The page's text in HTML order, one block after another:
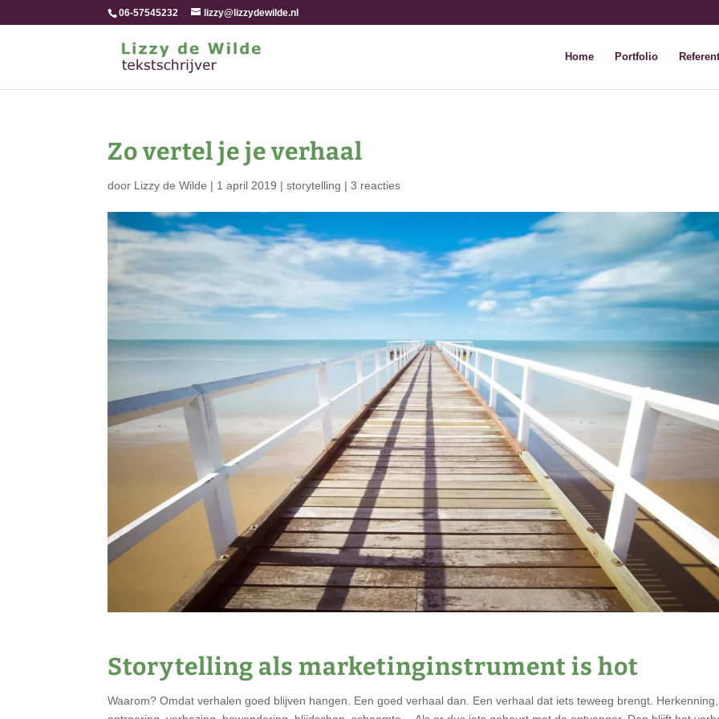
06-57545232 lizzy@lizzydewilde.nl
Home Portfolio
Zo vertel je je verhaal
door Lizzy de Wilde | 1 april 2019 |storytelling |3 reacties
Storytelling als marketinginstrument is hot
Waarom? Omdat verhalen goed blijven hangen. Een goed verhaal dan. Een verhaal dat iets teweeg brengt. Herkenning,